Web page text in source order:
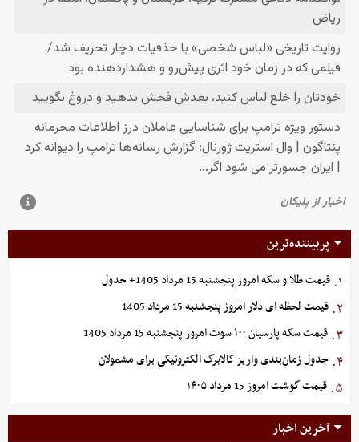
پربیننده‌ترین
۱. قیمت طلا و سکه امروز پنجشنبه 15 مرداد 1405+ جدول
۲. قیمت لحظه ای دلار امروز پنجشنبه 15 مرداد 1405
۳. قیمت سکه پارسیان ۱۰۰ سوت امروز پنجشنبه 15 مرداد 1405
۴. جدول زمان‌بندی واریز کالابرگ الکترونیکی برای مشمولان
۵. قیمت گوشت امروز 15 مرداد ۱۴۰۵
آخرین اخبار